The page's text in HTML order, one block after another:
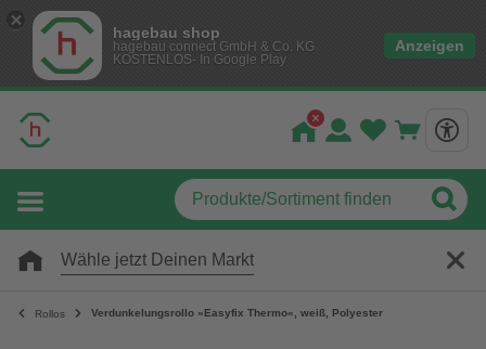
hagebau shop
hagebau connect GmbH & Co. KG
KOSTENLOS- In Google Play
Anzeigen
Wähle jetzt Deinen Markt
Rollos Verdunkelungsrollo »Easyfix Thermo«, weiß, Polyester